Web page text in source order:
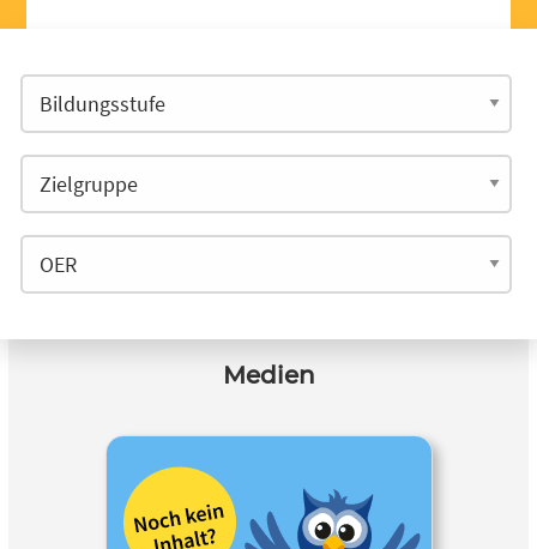
Medien